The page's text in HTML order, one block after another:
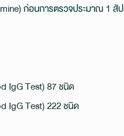
ก่อนการตรวจประมาณ 1 สั
IgG Test) 87 ชนิด
IgG Test) 222 ชนิด